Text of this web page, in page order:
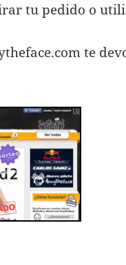
tu pedido o
te